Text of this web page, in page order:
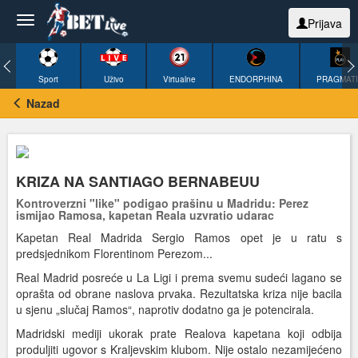
Prijava
Sport Uživo Virtualne ENDORPHINA
Nazad
KRIZA NA SANTIAGO BERNABEUU
Kontroverzni "like" podigao prašinu u Madridu: Perez
ismijao Ramosa, kapetan Reala uzvratio udarac
Kapetan Real Madrida Sergio Ramos opet je u ratu s
predsjednikom Florentinom Perezom...
Real Madrid posreće u La Ligi i prema svemu sudeći lagano se
oprašta od obrane naslova prvaka. Rezultatska kriza nije bacila
u sjenu „slučaj Ramos“, naprotiv dodatno ga je potencirala.
Madridski mediji ukorak prate Realova kapetana koji odbija
produljiti ugovor s Kraljevskim klubom. Nije ostalo nezamijećeno